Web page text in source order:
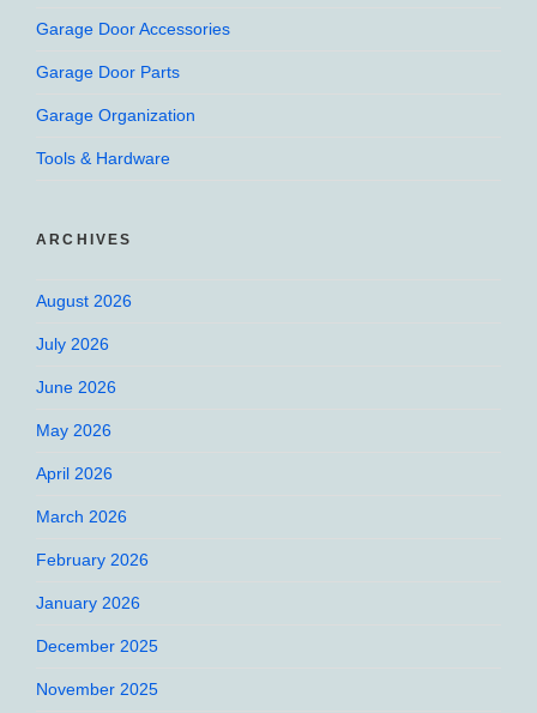
Garage Door Accessories
Garage Door Parts
Garage Organization
Tools & Hardware
ARCHIVES
August 2026
July 2026
June 2026
May 2026
April 2026
March 2026
February 2026
January 2026
December 2025
November 2025